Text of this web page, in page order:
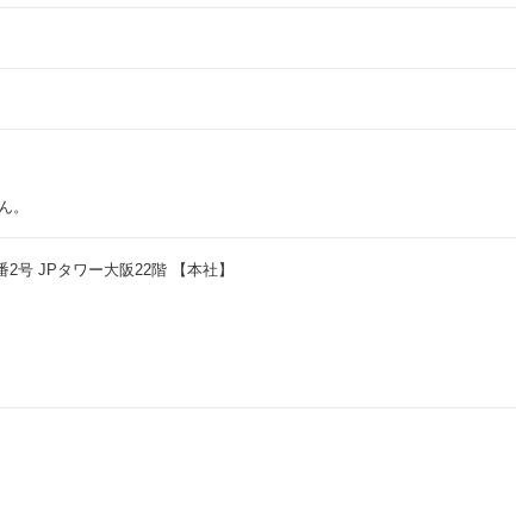
。
号 JPタワー大阪22階 【本社】